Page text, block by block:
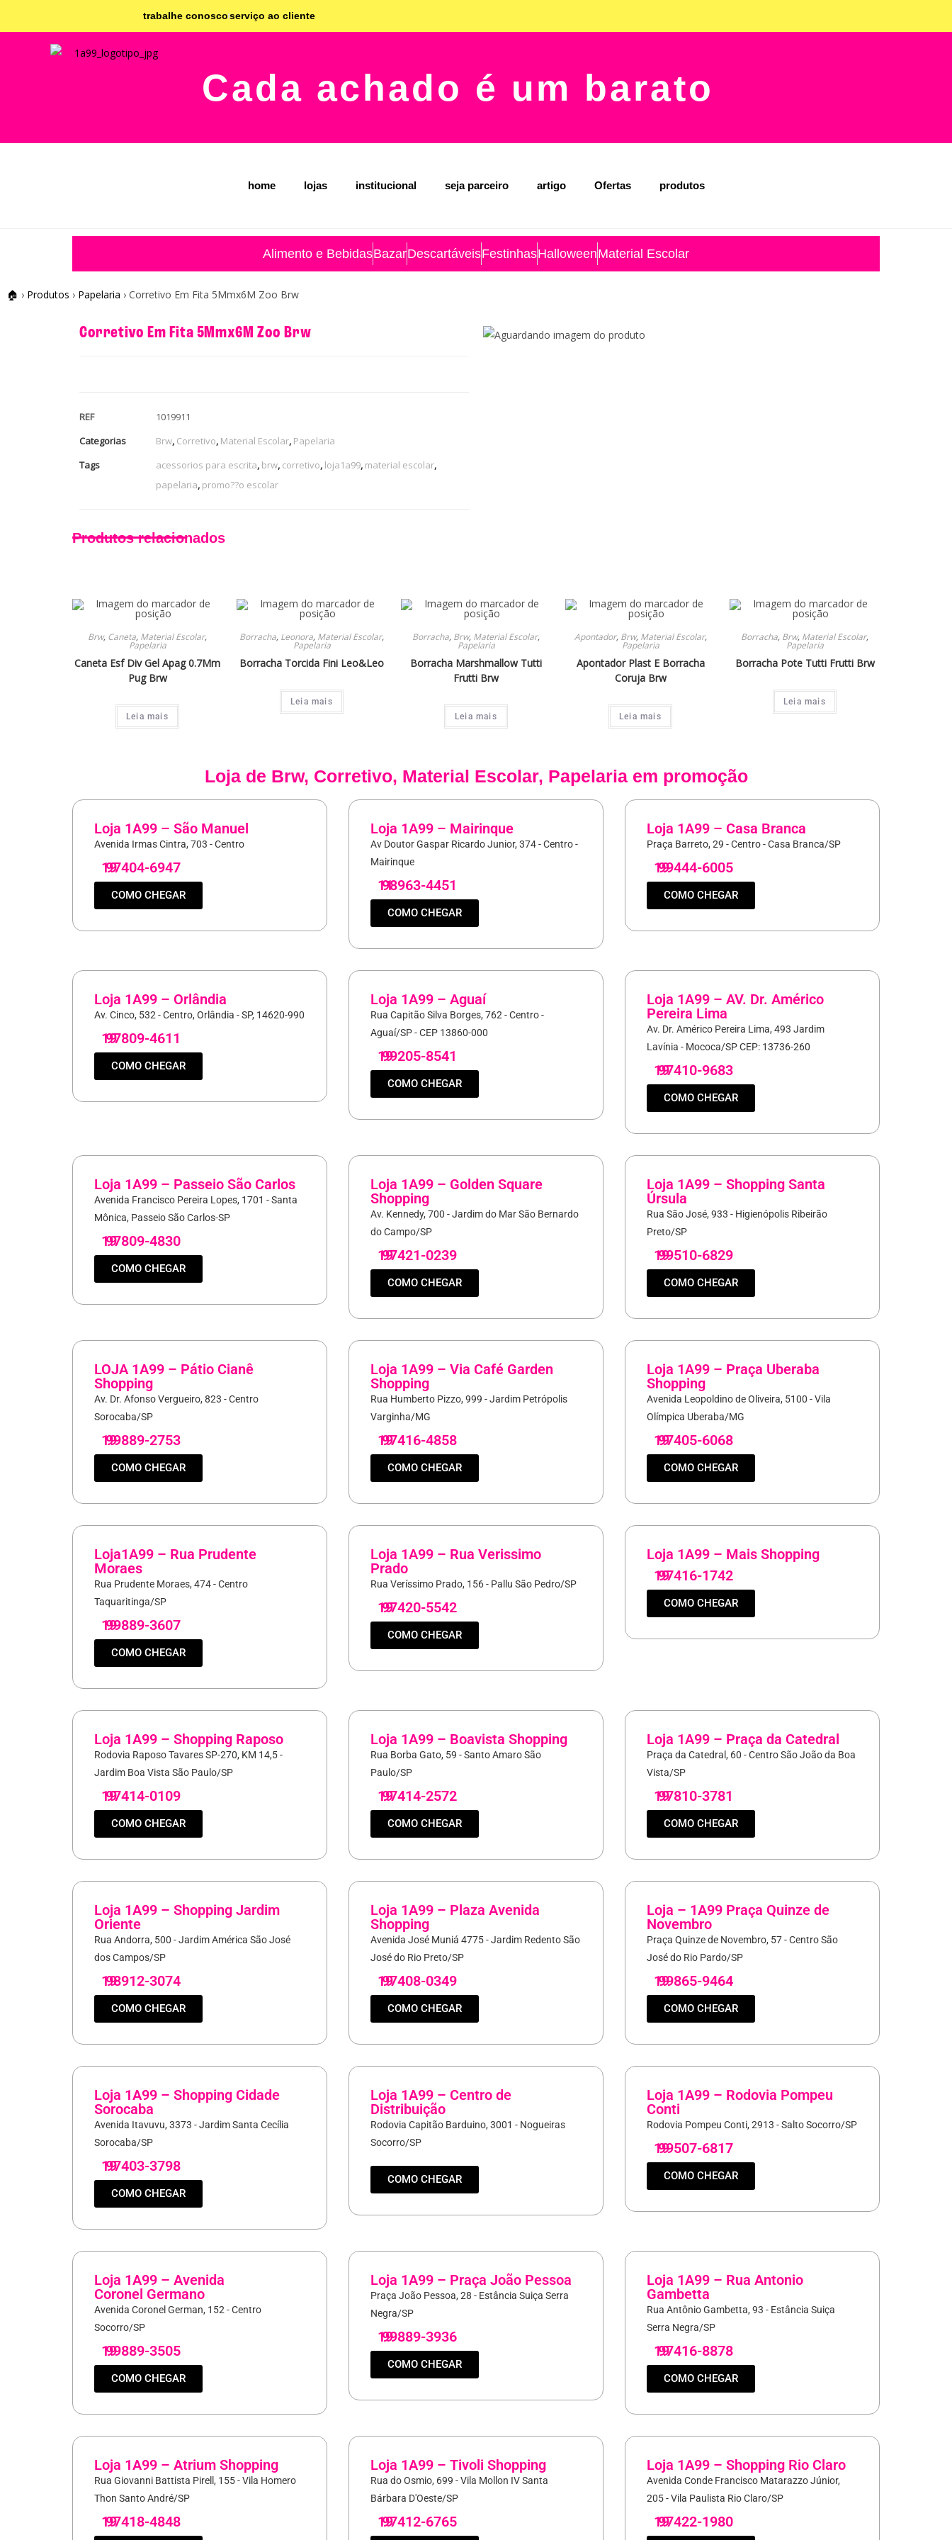
trabalhe conoscoserviço ao cliente
Cada achado é um barato
home lojas institucional seja parceiro artigo Ofertas produtos
Alimento e BebidasBazarDescartáveisFestinhasHalloweenMaterial Escolar
🏠 › Produtos › Papelaria › Corretivo Em Fita 5Mmx6M Zoo Brw
Corretivo Em Fita 5Mmx6M Zoo Brw
REF
1019911
Categorias
Brw, Corretivo, Material Escolar, Papelaria
Tags
acessorios para escrita, brw, corretivo, loja1a99, material escolar,
papelaria, promo??o escolar
Produtos relacionados
Brw, Caneta, Material Escolar,
Papelaria
Caneta Esf Div Gel Apag 0.7Mm
Pug Brw
Leia mais
Borracha, Leonora, Material Escolar,
Papelaria
Borracha Torcida Fini Leo&Leo
Leia mais
Borracha, Brw, Material Escolar,
Papelaria
Borracha Marshmallow Tutti
Frutti Brw
Leia mais
Apontador, Brw, Material Escolar,
Papelaria
Apontador Plast E Borracha
Coruja Brw
Leia mais
Borracha, Brw, Material Escolar,
Papelaria
Borracha Pote Tutti Frutti Brw
Leia mais
Loja de Brw, Corretivo, Material Escolar, Papelariaem promoção
Loja 1A99 – São Manuel
Avenida Irmas Cintra, 703 - Centro
19
97404-6947
COMO CHEGAR
Loja 1A99 – Mairinque
Av Doutor Gaspar Ricardo Junior, 374 - Centro -
Mairinque
11
98963-4451
COMO CHEGAR
Loja 1A99 – Casa Branca
Praça Barreto, 29 - Centro - Casa Branca/SP
19
99444-6005
COMO CHEGAR
Loja 1A99 – Orlândia
Av. Cinco, 532 - Centro, Orlândia - SP, 14620-990
19
97809-4611
COMO CHEGAR
Loja 1A99 – Aguaí
Rua Capitão Silva Borges, 762 - Centro -
Aguaí/SP - CEP 13860-000
19
99205-8541
COMO CHEGAR
Loja 1A99 – AV. Dr. Américo
Pereira Lima
Av. Dr. Américo Pereira Lima, 493 Jardim
Lavínia - Mococa/SP CEP: 13736-260
19
97410-9683
COMO CHEGAR
Loja 1A99 – Passeio São Carlos
Avenida Francisco Pereira Lopes, 1701 - Santa
Mônica, Passeio São Carlos-SP
19
97809-4830
COMO CHEGAR
Loja 1A99 – Golden Square
Shopping
Av. Kennedy, 700 - Jardim do Mar São Bernardo
do Campo/SP
19
97421-0239
COMO CHEGAR
Loja 1A99 – Shopping Santa
Úrsula
Rua São José, 933 - Higienópolis Ribeirão
Preto/SP
19
99510-6829
COMO CHEGAR
LOJA 1A99 – Pátio Cianê
Shopping
Av. Dr. Afonso Vergueiro, 823 - Centro
Sorocaba/SP
19
99889-2753
COMO CHEGAR
Loja 1A99 – Via Café Garden
Shopping
Rua Humberto Pizzo, 999 - Jardim Petrópolis
Varginha/MG
19
97416-4858
COMO CHEGAR
Loja 1A99 – Praça Uberaba
Shopping
Avenida Leopoldino de Oliveira, 5100 - Vila
Olímpica Uberaba/MG
19
97405-6068
COMO CHEGAR
Loja1A99 – Rua Prudente
Moraes
Rua Prudente Moraes, 474 - Centro
Taquaritinga/SP
19
99889-3607
COMO CHEGAR
Loja 1A99 – Rua Verissimo
Prado
Rua Veríssimo Prado, 156 - Pallu São Pedro/SP
19
97420-5542
COMO CHEGAR
Loja 1A99 – Mais Shopping
19
97416-1742
COMO CHEGAR
Loja 1A99 – Shopping Raposo
Rodovia Raposo Tavares SP-270, KM 14,5 -
Jardim Boa Vista São Paulo/SP
19
97414-0109
COMO CHEGAR
Loja 1A99 – Boavista Shopping
Rua Borba Gato, 59 - Santo Amaro São
Paulo/SP
19
97414-2572
COMO CHEGAR
Loja 1A99 – Praça da Catedral
Praça da Catedral, 60 - Centro São João da Boa
Vista/SP
19
97810-3781
COMO CHEGAR
Loja 1A99 – Shopping Jardim
Oriente
Rua Andorra, 500 - Jardim América São José
dos Campos/SP
19
98912-3074
COMO CHEGAR
Loja 1A99 – Plaza Avenida
Shopping
Avenida José Muniá 4775 - Jardim Redento São
José do Rio Preto/SP
19
97408-0349
COMO CHEGAR
Loja – 1A99 Praça Quinze de
Novembro
Praça Quinze de Novembro, 57 - Centro São
José do Rio Pardo/SP
19
99865-9464
COMO CHEGAR
Loja 1A99 – Shopping Cidade
Sorocaba
Avenida Itavuvu, 3373 - Jardim Santa Cecília
Sorocaba/SP
19
97403-3798
COMO CHEGAR
Loja 1A99 – Centro de
Distribuição
Rodovia Capitão Barduino, 3001 - Nogueiras
Socorro/SP
COMO CHEGAR
Loja 1A99 – Rodovia Pompeu
Conti
Rodovia Pompeu Conti, 2913 - Salto Socorro/SP
19
99507-6817
COMO CHEGAR
Loja 1A99 – Avenida
Coronel Germano
Avenida Coronel German, 152 - Centro
Socorro/SP
19
99889-3505
COMO CHEGAR
Loja 1A99 – Praça João Pessoa
Praça João Pessoa, 28 - Estância Suiça Serra
Negra/SP
19
99889-3936
COMO CHEGAR
Loja 1A99 – Rua Antonio
Gambetta
Rua Antônio Gambetta, 93 - Estância Suiça
Serra Negra/SP
19
97416-8878
COMO CHEGAR
Loja 1A99 – Atrium Shopping
Rua Giovanni Battista Pirell, 155 - Vila Homero
Thon Santo André/SP
19
97418-4848
Loja 1A99 – Tivoli Shopping
Rua do Osmio, 699 - Vila Mollon IV Santa
Bárbara D'Oeste/SP
19
97412-6765
Loja 1A99 – Shopping Rio Claro
Avenida Conde Francisco Matarazzo Júnior,
205 - Vila Paulista Rio Claro/SP
19
97422-1980